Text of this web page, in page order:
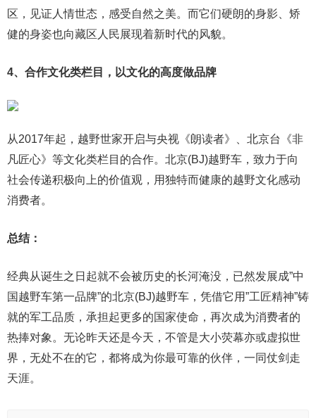
区，见证人情世态，感受自然之美。而它们硬朗的身影、矫
健的身姿也向藏区人民展现着新时代的风貌。
4、合作文化类栏目，以文化的高度做品牌
从2017年起，越野世家开启与央视《朗读者》、北京台《非
凡匠心》等文化类栏目的合作。北京(BJ)越野车，致力于向
社会传递积极向上的价值观，用独特而健康的越野文化感动
消费者。
总结：
经典从诞生之日起就不会被历史的长河淹没，已然发展成”中
国越野车第一品牌”的北京(BJ)越野车，凭借它用”工匠精神”铸
就的军工品质，承担起更多的国家使命，再次成为消费者的
热捧对象。无论昨天还是今天，不管是大小荧幕亦或虚拟世
界，无处不在的它，都将成为你最可靠的伙伴，一同仗剑走
天涯。